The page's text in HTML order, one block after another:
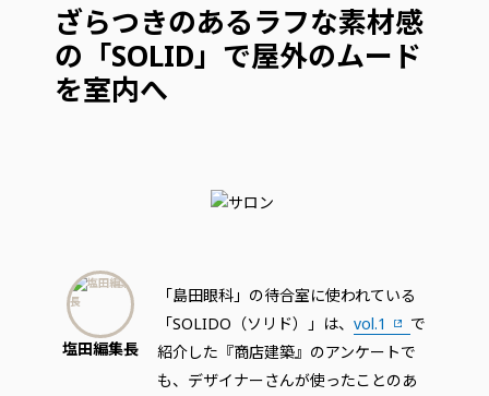
ざらつきのあるラフな素材感
の「SOLID」で屋外のムード
を室内へ
塩田編集長
「島田眼科」の待合室に使われている
「SOLIDO（ソリド）」は、 vol.1
で
紹介した『商店建築』のアンケートで
も、デザイナーさんが使ったことのあ